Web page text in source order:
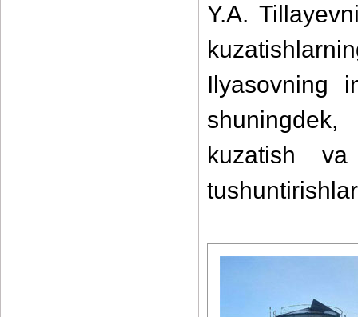
Y.A.
Ilyasovning
kuzatish